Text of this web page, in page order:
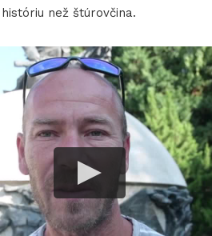
než štúrovčina.